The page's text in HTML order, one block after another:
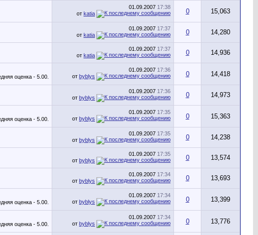
01.09.2007 17:38
от katia 0 15,063
01.09.2007 17:37
от katia 0 14,280
01.09.2007 17:37
от katia 0 14,936
01.09.2007 17:36
от byblys 0 14,418
01.09.2007 17:36
от byblys 0 14,973
01.09.2007 17:35
от byblys 0 15,363
01.09.2007 17:35
от byblys 0 14,238
01.09.2007 17:35
от byblys 0 13,574
01.09.2007 17:34
от byblys 0 13,693
01.09.2007 17:34
от byblys 0 13,399
01.09.2007 17:34
от byblys 0 13,776